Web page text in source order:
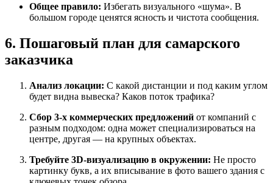
Общее правило: Избегать визуального «шума». В
большом городе ценятся ясность и чистота сообщения.
6. Пошаговый план для самарского
заказчика
Анализ локации: С какой дистанции и под каким углом
будет видна вывеска? Каков поток трафика?
Сбор 3-х коммерческих предложений от компаний с
разным подходом: одна может специализироваться на
центре, другая — на крупных объектах.
Требуйте 3D-визуализацию в окружении: Не просто
картинку букв, а их вписывание в фото вашего здания с